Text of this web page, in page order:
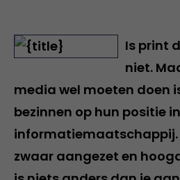
Is print
niet.
media wel moeten doen
bezinnen op hun positie
informatiemaatschappij.
zwaar aangezet en